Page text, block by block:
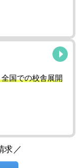
国での校舎展開
求／